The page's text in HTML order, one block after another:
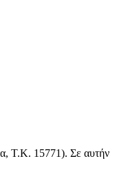
Τ.Κ. 15771). Σε αυτήν